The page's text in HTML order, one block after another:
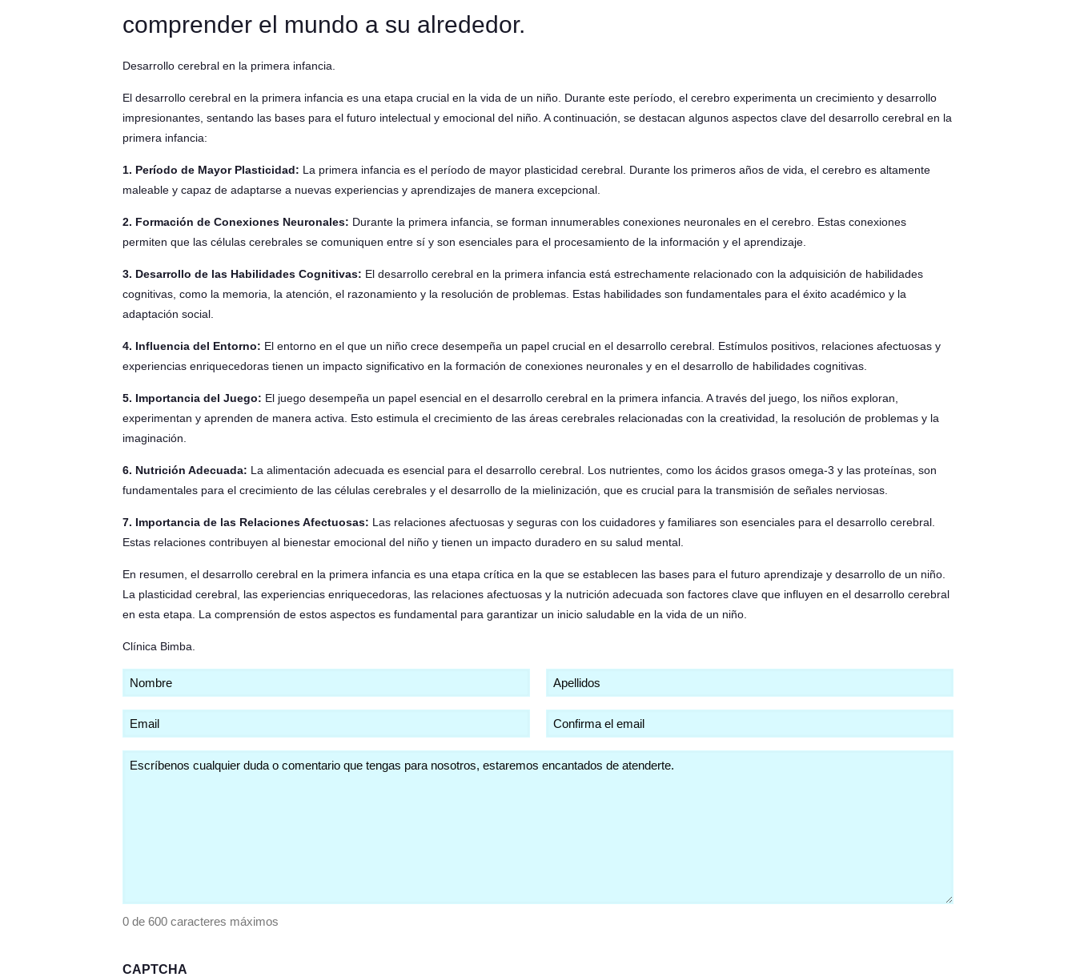
comprender el mundo a su alrededor.
Desarrollo cerebral en la primera infancia.
El desarrollo cerebral en la primera infancia es una etapa crucial en la vida de un niño. Durante este período, el cerebro experimenta un crecimiento y desarrollo
impresionantes, sentando las bases para el futuro intelectual y emocional del niño. A continuación, se destacan algunos aspectos clave del desarrollo cerebral en la
primera infancia:
1. Período de Mayor Plasticidad: La primera infancia es el período de mayor plasticidad cerebral. Durante los primeros años de vida, el cerebro es altamente
maleable y capaz de adaptarse a nuevas experiencias y aprendizajes de manera excepcional.
2. Formación de Conexiones Neuronales: Durante la primera infancia, se forman innumerables conexiones neuronales en el cerebro. Estas conexiones
permiten que las células cerebrales se comuniquen entre sí y son esenciales para el procesamiento de la información y el aprendizaje.
3. Desarrollo de las Habilidades Cognitivas: El desarrollo cerebral en la primera infancia está estrechamente relacionado con la adquisición de habilidades
cognitivas, como la memoria, la atención, el razonamiento y la resolución de problemas. Estas habilidades son fundamentales para el éxito académico y la
adaptación social.
4. Influencia del Entorno: El entorno en el que un niño crece desempeña un papel crucial en el desarrollo cerebral. Estímulos positivos, relaciones afectuosas y
experiencias enriquecedoras tienen un impacto significativo en la formación de conexiones neuronales y en el desarrollo de habilidades cognitivas.
5. Importancia del Juego: El juego desempeña un papel esencial en el desarrollo cerebral en la primera infancia. A través del juego, los niños exploran,
experimentan y aprenden de manera activa. Esto estimula el crecimiento de las áreas cerebrales relacionadas con la creatividad, la resolución de problemas y la
imaginación.
6. Nutrición Adecuada: La alimentación adecuada es esencial para el desarrollo cerebral. Los nutrientes, como los ácidos grasos omega-3 y las proteínas, son
fundamentales para el crecimiento de las células cerebrales y el desarrollo de la mielinización, que es crucial para la transmisión de señales nerviosas.
7. Importancia de las Relaciones Afectuosas: Las relaciones afectuosas y seguras con los cuidadores y familiares son esenciales para el desarrollo cerebral.
Estas relaciones contribuyen al bienestar emocional del niño y tienen un impacto duradero en su salud mental.
En resumen, el desarrollo cerebral en la primera infancia es una etapa crítica en la que se establecen las bases para el futuro aprendizaje y desarrollo de un niño.
La plasticidad cerebral, las experiencias enriquecedoras, las relaciones afectuosas y la nutrición adecuada son factores clave que influyen en el desarrollo cerebral
en esta etapa. La comprensión de estos aspectos es fundamental para garantizar un inicio saludable en la vida de un niño.
Clínica Bimba
Nombre
(Obligatorio)
Email
(Obligatorio)
Comentarios
0 de 600 caracteres máximos
CAPTCHA